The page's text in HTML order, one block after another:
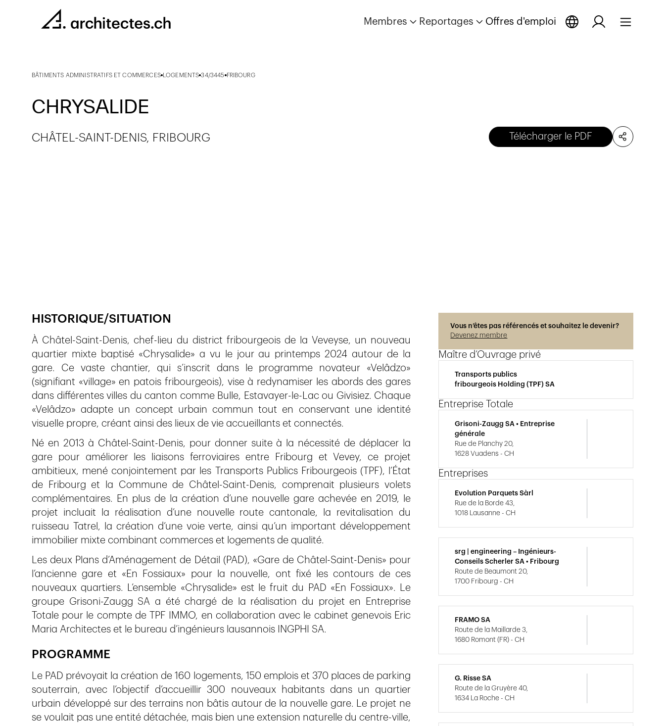
Membres Reportages Offres d'emploi
BÂTIMENTS ADMINISTRATIFS ET COMMERCES LOGEMENTS 34/3445 FRIBOURG
CHRYSALIDE
CHÂTEL-SAINT-DENIS, FRIBOURG Télécharger le PDF
HISTORIQUE/SITUATION
À Châtel-Saint-Denis, chef-lieu du district fribourgeois de la Veveyse, un nouveau
quartier mixte baptisé «Chrysalide» a vu le jour au printemps 2024 autour de la
gare. Ce vaste chantier, qui s’inscrit dans le programme novateur «Velâdzo»
(signifiant «village» en patois fribourgeois), vise à redynamiser les abords des gares
dans différentes villes du canton comme Bulle, Estavayer-le-Lac ou Givisiez. Chaque
«Velâdzo» adapte un concept urbain commun tout en conservant une identité
visuelle propre, créant ainsi des lieux de vie accueillants et connectés.
Né en 2013 à Châtel-Saint-Denis, pour donner suite à la nécessité de déplacer la
gare pour améliorer les liaisons ferroviaires entre Fribourg et Vevey, ce projet
ambitieux, mené conjointement par les Transports Publics Fribourgeois (TPF), l’État
de Fribourg et la Commune de Châtel-Saint-Denis, comprenait plusieurs volets
complémentaires. En plus de la création d’une nouvelle gare achevée en 2019, le
projet incluait la réalisation d’une nouvelle route cantonale, la revitalisation du
ruisseau Tatrel, la création d’une voie verte, ainsi qu’un important développement
immobilier mixte combinant commerces et logements de qualité.
Les deux Plans d’Aménagement de Détail (PAD), «Gare de Châtel-Saint-Denis» pour
l’ancienne gare et «En Fossiaux» pour la nouvelle, ont fixé les contours de ces
nouveaux quartiers. L’ensemble «Chrysalide» est le fruit du PAD «En Fossiaux». Le
groupe Grisoni-Zaugg SA a été chargé de la réalisation du projet en Entreprise
Totale pour le compte de TPF IMMO, en collaboration avec le cabinet genevois Eric
Maria Architectes et le bureau d’ingénieurs lausannois INGPHI SA.
PROGRAMME
Le PAD prévoyait la création de 160 logements, 150 emplois et 370 places de parking
souterrain, avec l’objectif d’accueillir 300 nouveaux habitants dans un quartier
urbain développé sur des terrains non bâtis autour de la nouvelle gare. Le projet ne
se voulait pas une entité détachée, mais bien une extension naturelle du centre-ville,
Vous n’êtes pas référencés et souhaitez le devenir?
Devenez membre
Maître d’Ouvrage privé
Transports publics
fribourgeois Holding (TPF) SA
Entreprise Totale
Grisoni-Zaugg SA • Entreprise
générale
Rue de Planchy 20,
1628 Vuadens - CH
Entreprises
Evolution Parquets Sàrl
Rue de la Borde 43,
1018 Lausanne - CH
srg | engineering – Ingénieurs-
Conseils Scherler SA • Fribourg
Route de Beaumont 20,
1700 Fribourg - CH
FRAMO SA
Route de la Maillarde 3,
1680 Romont (FR) - CH
G. Risse SA
Route de la Gruyère 40,
1634 La Roche - CH